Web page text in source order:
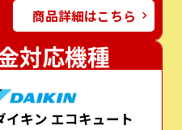
商品詳細はこちら
対応機種
イキン エコキュート